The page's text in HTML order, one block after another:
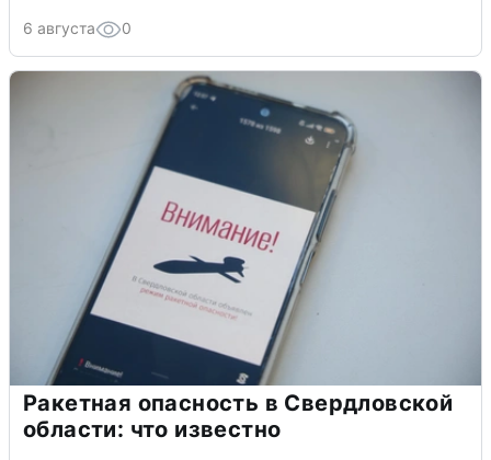
6 августа 0
Ракетная опасность в Свердловской
области: что известно